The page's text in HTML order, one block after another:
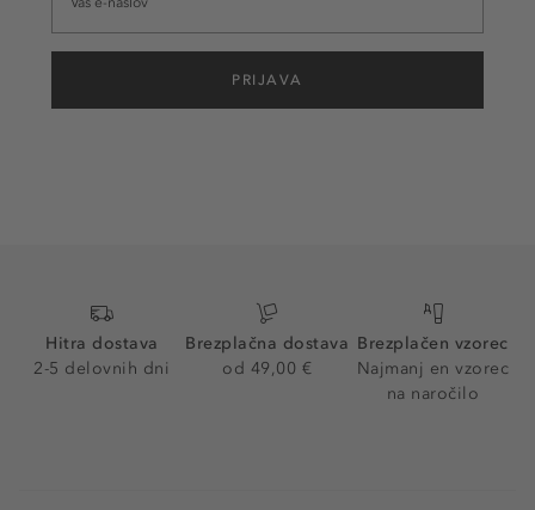
PRIJAVA
Hitra dostava
2-5 delovnih dni
Brezplačna dostava
od 49,00 €
Brezplačen vzorec
Najmanj en vzorec
na naročilo